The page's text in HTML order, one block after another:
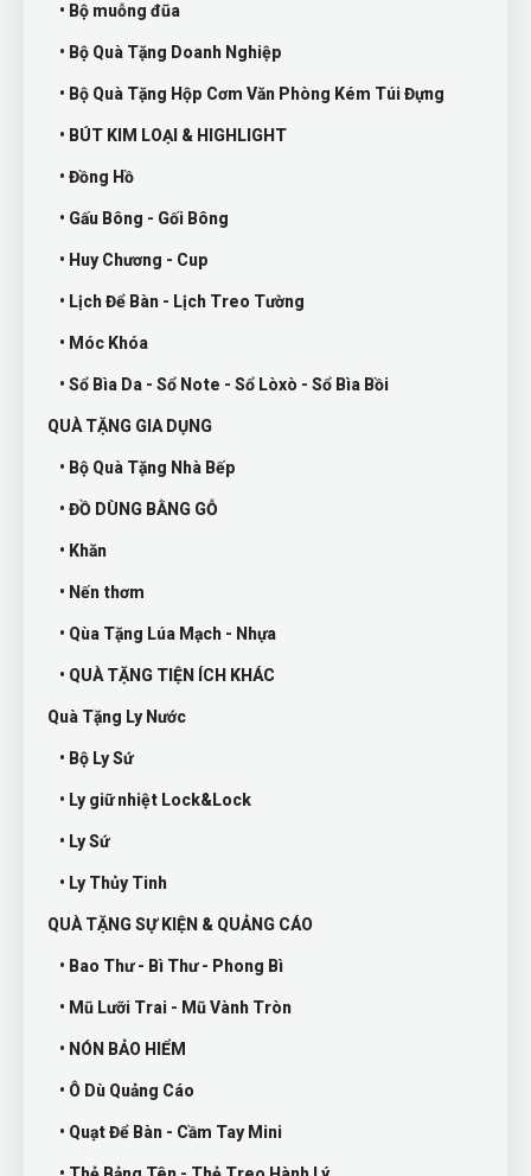
• Bộ muỗng đũa
• Bộ Quà Tặng Doanh Nghiệp
• Bộ Quà Tặng Hộp Cơm Văn Phòng Kém Túi Đựng
• BÚT KIM LOẠI & HIGHLIGHT
• Đồng Hồ
• Gấu Bông - Gối Bông
• Huy Chương - Cup
• Lịch Để Bàn - Lịch Treo Tường
• Móc Khóa
• Sổ Bìa Da - Sổ Note - Sổ Lòxò - Sổ Bìa Bồi
QUÀ TẶNG GIA DỤNG
• Bộ Quà Tặng Nhà Bếp
• ĐỒ DÙNG BẰNG GỖ
• Khăn
• Nến thơm
• Qùa Tặng Lúa Mạch - Nhựa
• QUÀ TẶNG TIỆN ÍCH KHÁC
Quà Tặng Ly Nước
• Bộ Ly Sứ
• Ly giữ nhiệt Lock&Lock
• Ly Sứ
• Ly Thủy Tinh
QUÀ TẶNG SỰ KIỆN & QUẢNG CÁO
• Bao Thư - Bì Thư - Phong Bì
• Mũ Lưỡi Trai - Mũ Vành Tròn
• NÓN BẢO HIỂM
• Ô Dù Quảng Cáo
• Quạt Để Bàn - Cầm Tay Mini